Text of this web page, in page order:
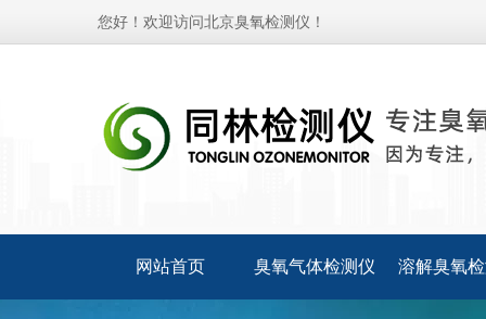
您好！欢迎访问北京臭氧检测仪！
网站首页 臭氧气体检测仪 溶解臭氧